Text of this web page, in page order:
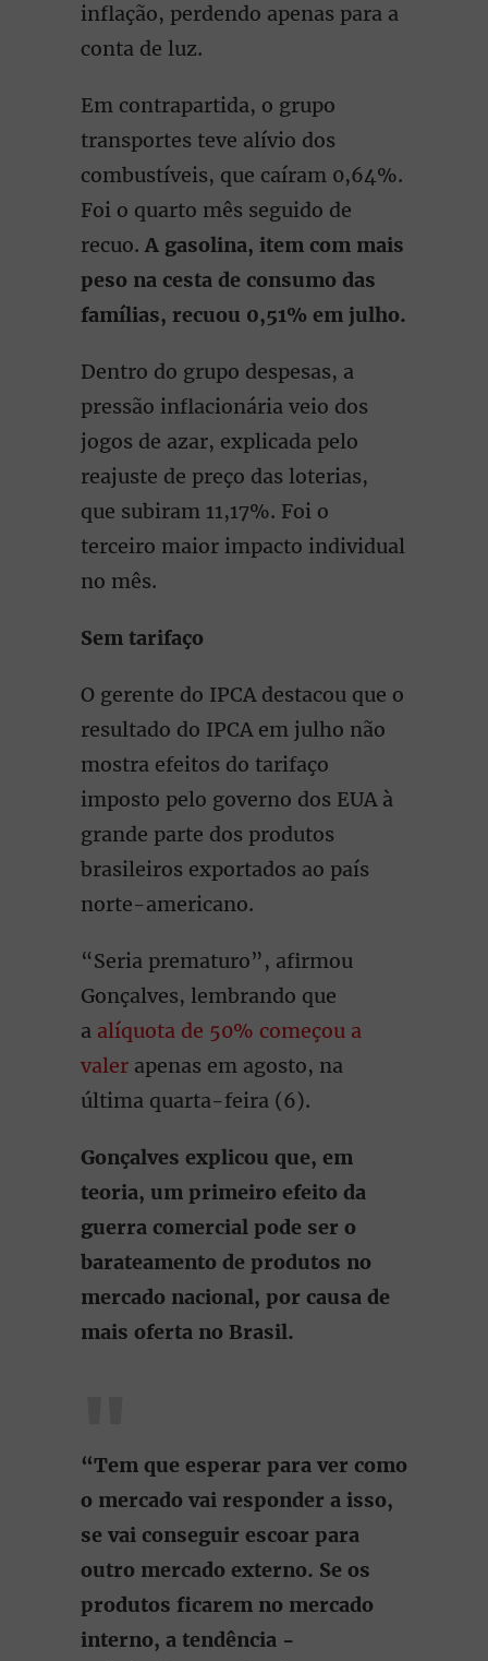
inflação, perdendo apenas para a
conta de luz.
Em contrapartida, o grupo
transportes teve alívio dos
combustíveis, que caíram 0,64%.
Foi o quarto mês seguido de
recuo.A gasolina, item com mais
peso na cesta de consumo das
famílias, recuou 0,51% em julho.
Dentro do grupo despesas, a
pressão inflacionária veio dos
jogos de azar, explicada pelo
reajuste de preço das loterias,
que subiram 11,17%. Foi o
terceiro maior impacto individual
no mês.
Sem tarifaço
O gerente do IPCA destacou que o
resultado do IPCA em julho não
mostra efeitos do tarifaço
imposto pelo governo dos EUA à
grande parte dos produtos
brasileiros exportados ao país
norte-americano.
“Seria prematuro”, afirmou
Gonçalves, lembrando que
a alíquota de 50% começou a
valer apenas em agosto, na
última quarta-feira (6).
Gonçalves explicou que, em
teoria, um primeiro efeito da
guerra comercial pode ser o
barateamento de produtos no
mercado nacional, por causa de
mais oferta no Brasil.
“Tem que esperar para ver como
o mercado vai responder a isso,
se vai conseguir escoar para
outro mercado externo. Se os
produtos ficarem no mercado
interno, a tendência -